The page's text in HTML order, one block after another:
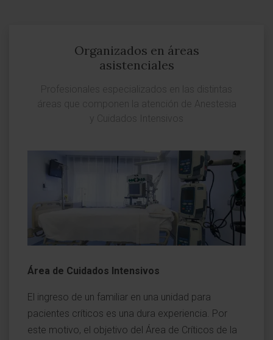
Organizados en áreas
asistenciales
Profesionales especializados en las distintas
áreas que componen la atención de Anestesia
y Cuidados Intensivos
Área de Cuidados Intensivos
El ingreso de un familiar en una unidad para
pacientes críticos es una dura experiencia. Por
este motivo, el objetivo del Área de Críticos de la